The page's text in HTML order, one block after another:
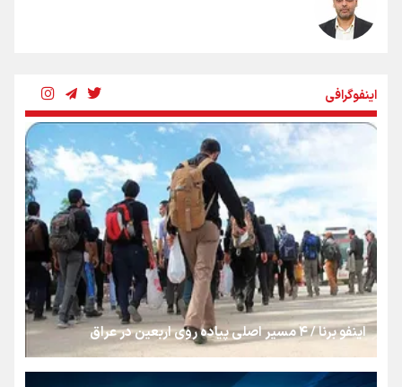
روایت ایران از کنار مردم
از طلوع خیابان‌ها تا غروب اشک
جمله‌ای که بغض چهارماهه را شکست؛ «آهای مردم، آقا از
تهران رفتند»
سه حسرتی که به دلم ماند
اینفوگرافی
اینفو برنا / ۴ مسیر اصلی پیاده روی اربعین در عراق